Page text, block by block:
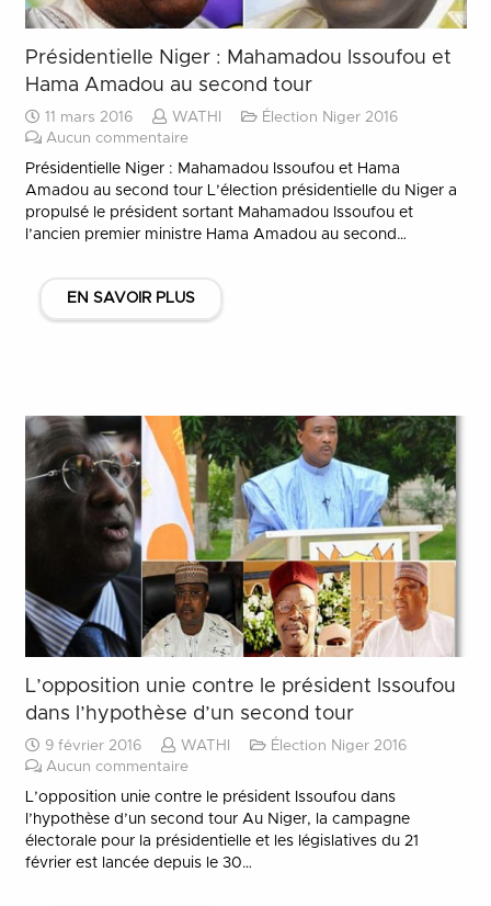
Présidentielle Niger : Mahamadou Issoufou et
Hama Amadou au second tour
11 mars 2016 WATHI
Élection Niger 2016
Aucun commentaire
Présidentielle Niger : Mahamadou Issoufou et Hama
Amadou au second tour L’élection présidentielle du Niger a
propulsé le président sortant Mahamadou Issoufou et
l’ancien premier ministre Hama Amadou au second…
EN SAVOIR PLUS
L’opposition unie contre le président Issoufou
dans l’hypothèse d’un second tour
9 février 2016 WATHI
Élection Niger 2016
Aucun commentaire
L’opposition unie contre le président Issoufou dans
l’hypothèse d’un second tour Au Niger, la campagne
électorale pour la présidentielle et les législatives du 21
février est lancée depuis le 30…